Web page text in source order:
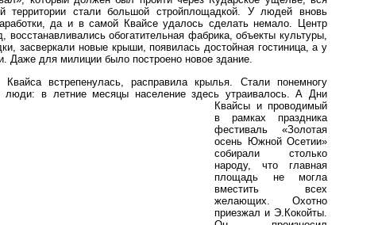
территории стали большой стройплощадкой. У людей вновь
да и в самой Квайсе удалось сделать немало. Центр
восстанавливались обогатительная фабрика, объекты культуры,
засверкали новые крыши, появилась достойная гостиница, а у
Даже для милиции было построено новое здание.
встрепенулась, расправила крылья. Стали понемногу
люди: в летние месяцы население здесь утраивалось. А Дни
Квайсы и проводимый
в рамках праздника
фестиваль «Золотая
осень Южной Осетии»
собирали столько
народу, что главная
площадь не могла
вместить всех
желающих. Охотно
приезжал и Э.Кокойты.